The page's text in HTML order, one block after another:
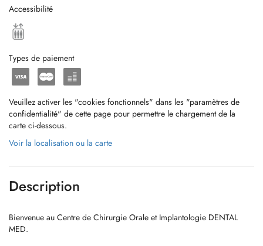
Accessibilité
Types de paiement
Veuillez activer les "cookies fonctionnels" dans les "paramètres de
confidentialité" de cette page pour permettre le chargement de la
carte ci-dessous.
Voir la localisation ou la carte
Description
Bienvenue au Centre de Chirurgie Orale et Implantologie DENTAL
MED.